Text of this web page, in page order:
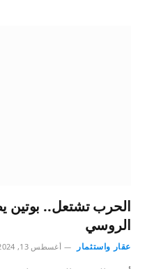
الحرب تشتعل.. بوتين
الروسي
عقار واستثمار أغسطس 13, 2024